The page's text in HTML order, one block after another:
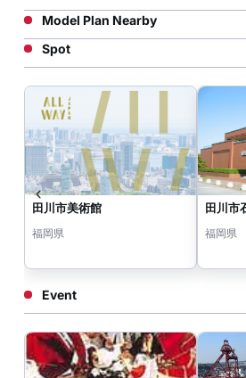
Model Plan Nearby
Spot
田川市美術館
福岡県
田川市
福岡県
Event